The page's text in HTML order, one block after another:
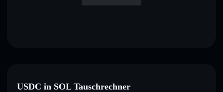
USDC in SOL Tauschrechner